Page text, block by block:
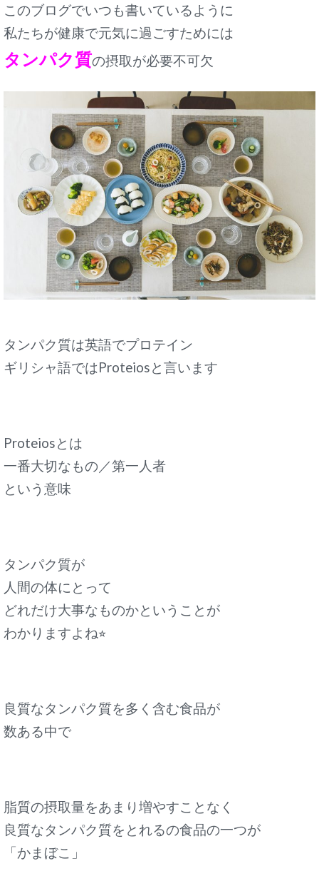
このブログでいつも書いているように
私たちが健康で元気に過ごすためには
タンパク質の摂取が必要不可欠
タンパク質は英語でプロテイン
ギリシャ語ではProteiosと言います
Proteiosとは
一番大切なもの／第一人者
という意味
タンパク質が
人間の体にとって
どれだけ大事なものかということが
わかりますよね⭐︎
良質なタンパク質を多く含む食品が
数ある中で
脂質の摂取量をあまり増やすことなく
良質なタンパク質をとれるの食品の一つが
「かまぼこ」